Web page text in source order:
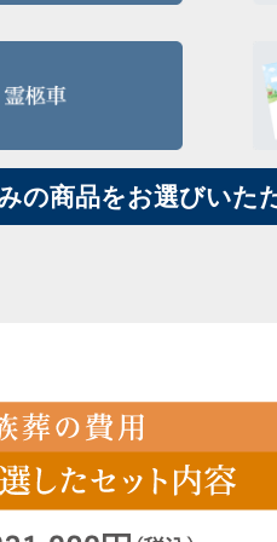
の商品をお選びいた